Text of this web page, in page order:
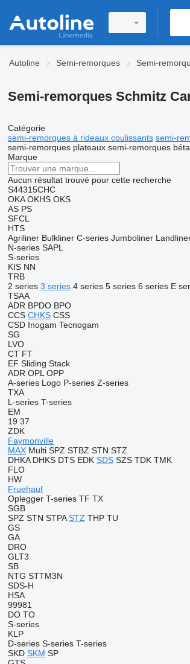
Autoline Semi-remorques Semi-
Semi-remorques Schmitz
Catégorie
semi-remorques à rideaux coulissants semi-
semi-remorques plateaux semi-remorques
Marque
Aucun résultat trouvé pour cette recherche
S44315CHC
OKA OKHS OKS
AS PS
SFCL
HTS
Agriliner Bulkliner C-series Jumboliner
N-series SAPL
S-series
KIS NN
TRB
2 series 3 series 4 series 5 series 6 series E
TSAA
ADR BPDO BPO
CCS CHKS CSS
CSD Inogam Tecnogam
SG
LVO
CT FT
EF Sliding Stack
ADR OPL OPP
A-series Logo P-series Z-series
TXA
L-series T-series
EM
19 37
ZDK
Faymonville
MAX Multi SPZ STBZ STN STZ
DHKA DHKS DTS EDK SDS SZS TDK TMK
FLO
HW
Fruehauf
Oplegger T-series TF TX
SGB
SPZ STN STPA STZ THP TU
GS
GA
DRO
GLT3
SB
NTG STTM3N
SDS-H
HSA
99981
DO TO
S-series
KLP
D-series S-series T-series
SKD SKM SP